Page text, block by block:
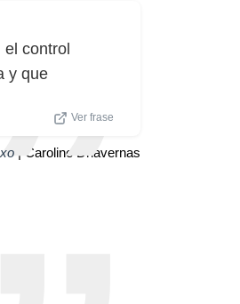
el control
y que
Ver frase
| Caroline Dhavernas